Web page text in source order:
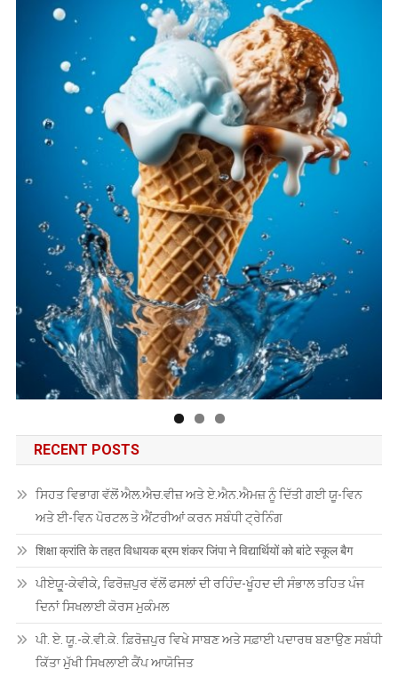
RECENT POSTS
ਸਿਹਤ ਵਿਭਾਗ ਵੱਲੋਂ ਐਲ.ਐਚ.ਵੀਜ਼ ਅਤੇ ਏ.ਐਨ.ਐਮਜ਼ ਨੂੰ ਦਿੱਤੀ ਗਈ ਯੂ-ਵਿਨ
ਅਤੇ ਈ-ਵਿਨ ਪੋਰਟਲ ਤੇ ਐਂਟਰੀਆਂ ਕਰਨ ਸਬੰਧੀ ਟ੍ਰੇਨਿੰਗ
शिक्षा क्रांति के तहत विधायक ब्रम शंकर जिंपा ने विद्यार्थियों को बांटे स्कूल बैग
ਪੀਏਯੂੑ-ਕੇਵੀਕੇ, ਫਿਰੋਜ਼ਪੁਰ ਵੱਲੋਂ ਫਸਲਾਂ ਦੀ ਰਹਿੰਦ-ਖੂੰਹਦ ਦੀ ਸੰਭਾਲ ਤਹਿਤ ਪੰਜ
ਦਿਨਾਂ ਸਿਖਲਾਈ ਕੋਰਸ ਮੁਕੰਮਲ
ਪੀ. ਏ. ਯੂ.-ਕੇ.ਵੀ.ਕੇ. ਫ਼ਿਰੋਜ਼ਪੁਰ ਵਿਖੇ ਸਾਬਣ ਅਤੇ ਸਫ਼ਾਈ ਪਦਾਰਥ ਬਣਾਉਣ ਸਬੰਧੀ
ਕਿੱਤਾ ਮੁੱਖੀ ਸਿਖਲਾਈ ਕੈਂਪ ਆਯੋਜਿਤ